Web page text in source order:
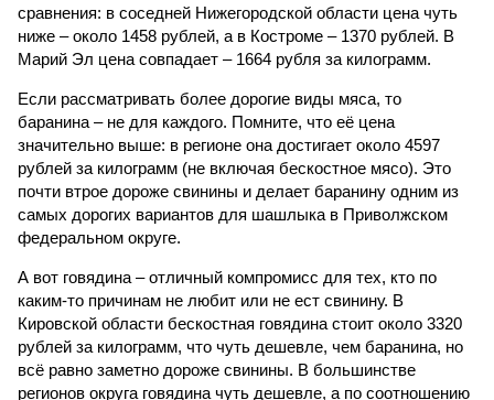
сравнения: в соседней Нижегородской области цена чуть
ниже – около 1458 рублей, а в Костроме – 1370 рублей. В
Марий Эл цена совпадает – 1664 рубля за килограмм.
Если рассматривать более дорогие виды мяса, то
баранина – не для каждого. Помните, что её цена
значительно выше: в регионе она достигает около 4597
рублей за килограмм (не включая бескостное мясо). Это
почти втрое дороже свинины и делает баранину одним из
самых дорогих вариантов для шашлыка в Приволжском
федеральном округе.
А вот говядина – отличный компромисс для тех, кто по
каким-то причинам не любит или не ест свинину. В
Кировской области бескостная говядина стоит около 3320
рублей за килограмм, что чуть дешевле, чем баранина, но
всё равно заметно дороже свинины. В большинстве
регионов округа говядина чуть дешевле, а по соотношению